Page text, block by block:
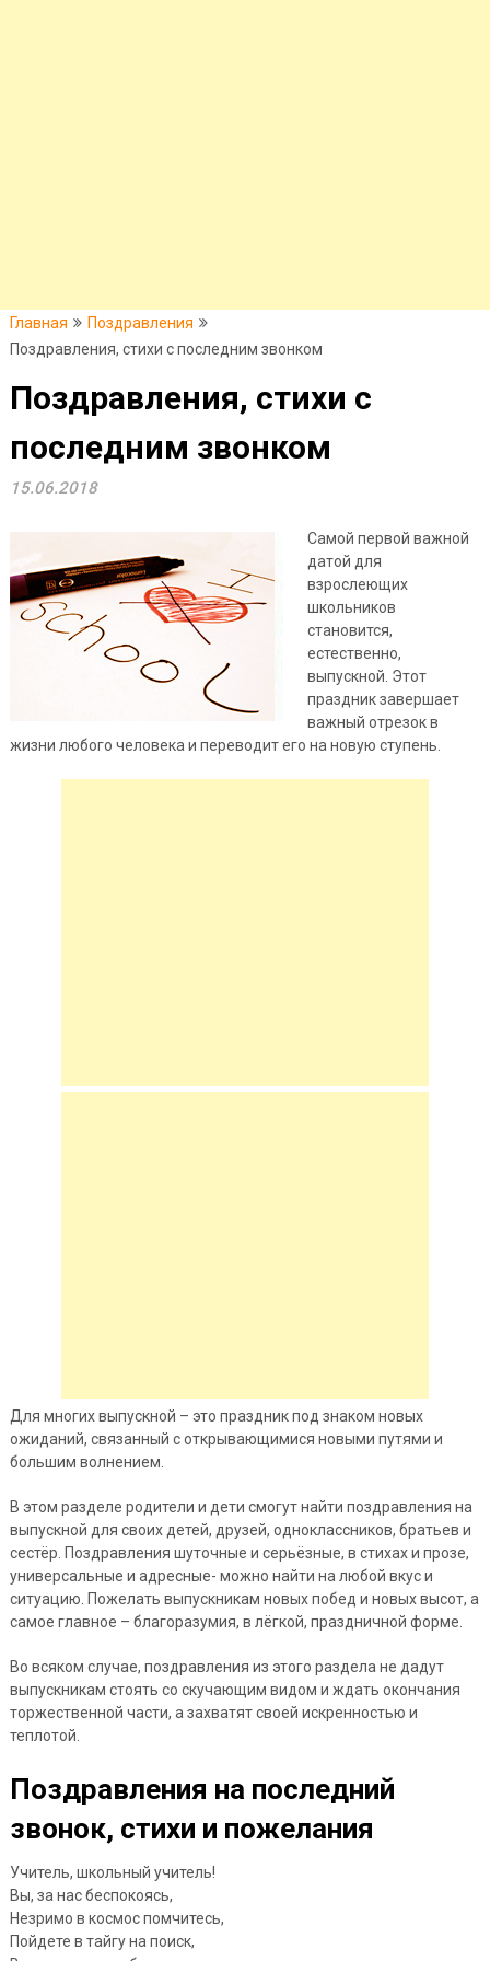
Главная
Поздравления
Поздравления, стихи с последним звонком
Поздравления, стихи с
последним звонком
15.06.2018
Самой первой важной
датой для
взрослеющих
школьников
становится,
естественно,
выпускной. Этот
праздник завершает
важный отрезок в
жизни любого человека и переводит его на новую ступень.
Для многих выпускной – это праздник под знаком новых
ожиданий, связанный соткрывающимися новыми путями и
большим волнением.
В этом разделе родители и дети смогут найти поздравления на
выпускной для своих детей, друзей, одноклассников, братьев и
сестёр. Поздравления шуточные и серьёзные, в стихах и прозе,
универсальные и адресные- можно найти на любой вкус и
ситуацию. Пожелать выпускникам новых побед и новых высот, а
самое главное – благоразумия, в лёгкой, праздничной форме.
Во всяком случае, поздравления из этого раздела не дадут
выпускникам стоять со скучающим видом и ждать окончания
торжественной части, а захватят своей искренностью и
теплотой.
Поздравления на последний
звонок, стихи и пожелания
Учитель, школьный учитель!
Вы, за нас беспокоясь,
Незримо в космос помчитесь,
Пойдете в тайгу на поиск,